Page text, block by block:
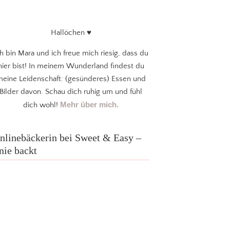
Hallöchen ♥
bin Mara und ich freue mich riesig, dass du
bist! In meinem Wunderland findest du
Leidenschaft: (gesünderes) Essen und
Bilder davon. Schau dich ruhig um und fühl
dich wohl! Mehr über mich.
bei Sweet & Easy –
backt